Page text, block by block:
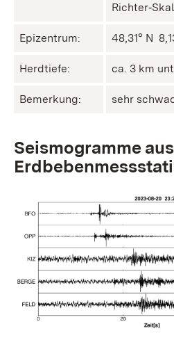
Epizentrum: 48,31° N ㅤ
Herdtiefe: ca. 3 km
Bemerkung: sehr
Seismogramme